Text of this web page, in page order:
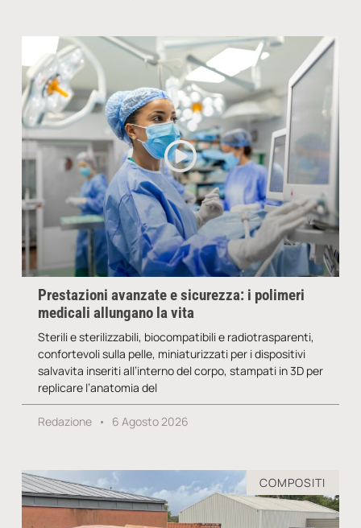
Prestazioni avanzate e sicurezza: i polimeri
medicali allungano la vita
Sterili e sterilizzabili, biocompatibili e radiotrasparenti,
confortevoli sulla pelle, miniaturizzati per i dispositivi
salvavita inseriti all’interno del corpo, stampati in 3D per
replicare l’anatomia del
Redazione 6 Agosto 2026
COMPOSITI